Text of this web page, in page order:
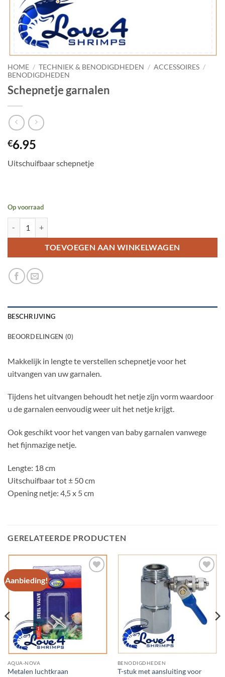
HOME / TECHNIEK & BENODIGDHEDEN / ACCESSOIRES /
BENODIGDHEDEN
Schepnetje garnalen
€6.95
Uitschuifbaar schepnetje
Op voorraad
TOEVOEGEN AAN WINKELWAGEN
BESCHRIJVING
BEOORDELINGEN (0)
Makkelijk in lengte te verstellen schepnetje voor het
uitvangen van uw garnalen.
Tijdens het uitvangen behoudt het netje zijn vorm waardoor
u de garnalen eenvoudig weer uit het netje krijgt.
Ook geschikt voor het vangen van baby garnalen vanwege
het fijnmazige netje.
Lengte: 18 cm
Uitschuifbaar tot ± 50 cm
Opening netje: 4,5 x 5 cm
GERELATEERDE PRODUCTEN
Aanbieding!
Wishlist
AQUA-NOVA
Metalen luchtkraan
Add to
Wishlist
BENODIGDHEDEN
T-stuk met aansluiting voor